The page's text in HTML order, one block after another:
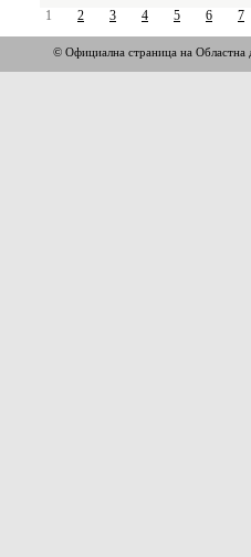
1 2 3 4 5 6 7
© Официална страница на